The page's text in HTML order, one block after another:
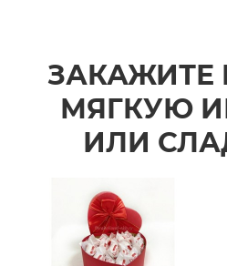
ЗАКАЖИТЕ
МЯГКУЮ
ИЛИ